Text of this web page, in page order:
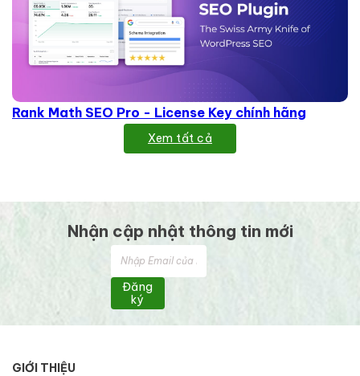
Rank Math SEO Pro - License Key chính hãng
Xem tất cả
Nhận cập nhật thông tin mới
Đăng
ký
GIỚI THIỆU